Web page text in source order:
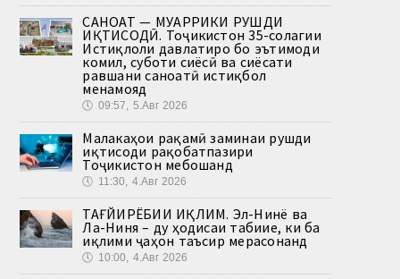
САНОАТ — МУҲАРРИКИ РУШДИ
ИҚТИСОДӢ. Тоҷикистон 35-солагии
Истиқлоли давлатиро бо эътимоди
комил, суботи сиёсӣ ва сиёсати
равшани саноатӣ истиқбол
менамояд
🕔 09:57, 5.Авг 2026
Малакаҳои рақамӣ заминаи рушди
иқтисоди рақобатпазири
Тоҷикистон мебошанд
🕔 11:30, 4.Авг 2026
ТАҒЙИРЁБИИ ИҚЛИМ. Эл-Нинё ва
Ла-Ниня – ду ҳодисаи табиие, ки ба
иқлими ҷаҳон таъсир мерасонанд
🕔 10:00, 4.Авг 2026